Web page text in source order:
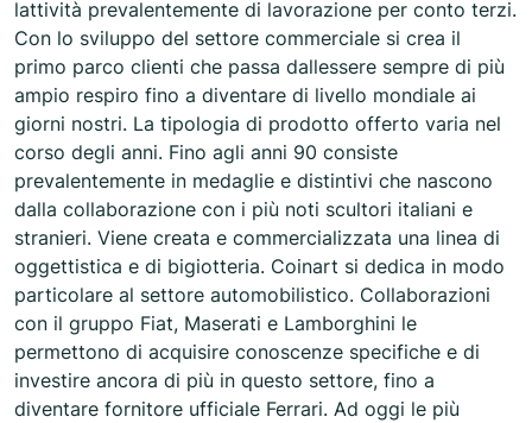
lattività prevalentemente di lavorazione per conto terzi.
Con lo sviluppo del settore commerciale si crea il
primo parco clienti che passa dallessere sempre di più
ampio respiro fino a diventare di livello mondiale ai
giorni nostri. La tipologia di prodotto offerto varia nel
corso degli anni. Fino agli anni 90 consiste
prevalentemente in medaglie e distintivi che nascono
dalla collaborazione con i più noti scultori italiani e
stranieri. Viene creata e commercializzata una linea di
oggettistica e di bigiotteria. Coinart si dedica in modo
particolare al settore automobilistico. Collaborazioni
con il gruppo Fiat, Maserati e Lamborghini le
permettono di acquisire conoscenze specifiche e di
investire ancora di più in questo settore, fino a
diventare fornitore ufficiale Ferrari. Ad oggi le più